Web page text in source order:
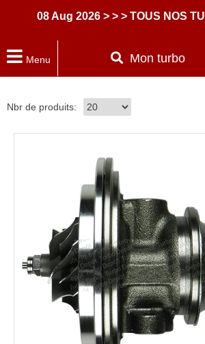
08 Aug 2026 > > > TOUS NOS
Menu Mon turbo
Nbr de produits: